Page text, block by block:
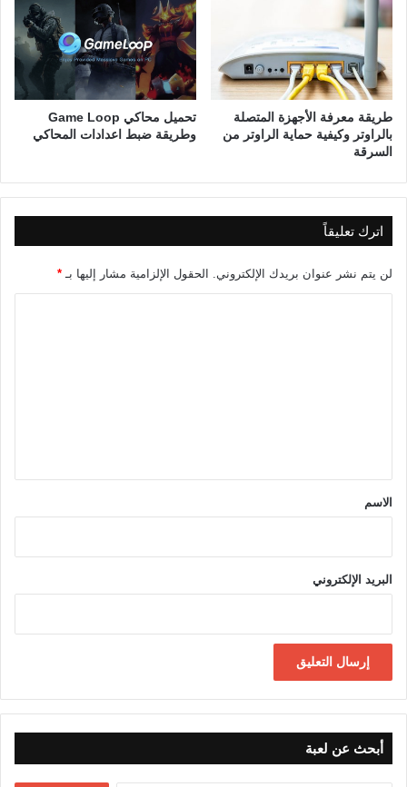
طريقة معرفة الأجهزة المتصلة
بالراوتر وكيفية حماية الراوتر من
السرقة
تحميل محاكي Game Loop
وطريقة ضبط اعدادات المحاكي
اترك تعليقاً
لن يتم نشر عنوان بريدك الإلكتروني. الحقول الإلزامية مشار إليها بـ *
*الاسم
البريد الإلكتروني
أبحث عن لعبة